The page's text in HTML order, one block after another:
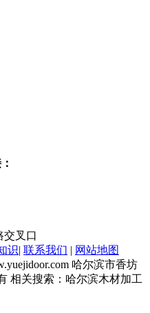
交叉口
识| 联系我们 | 网站地图
哈尔滨市香坊
相关搜索：哈尔滨木材加工